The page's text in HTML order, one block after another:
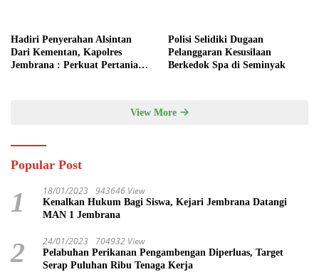
Hadiri Penyerahan Alsintan
Dari Kementan, Kapolres
Jembrana : Perkuat Pertanian
Polisi Selidiki Dugaan
Pelanggaran Kesusilaan
Berkedok Spa di Seminyak
View More
Popular Post
1 18/01/2023 943646 View
Kenalkan Hukum Bagi Siswa, Kejari Jembrana Datangi
MAN 1 Jembrana
2 24/01/2023 704932 View
Pelabuhan Perikanan Pengambengan Diperluas, Target
Serap Puluhan Ribu Tenaga Kerja